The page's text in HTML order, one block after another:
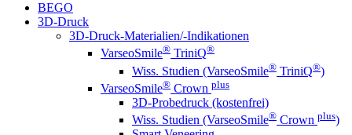
BEGO
3D-Druck
3D-Druck-Materialien/-Indikationen
VarseoSmile® TriniQ®
Wiss. Studien (VarseoSmile® TriniQ®)
VarseoSmile® Crown plus
3D-Probedruck (kostenfrei)
Wiss. Studien (VarseoSmile® Crown plus)